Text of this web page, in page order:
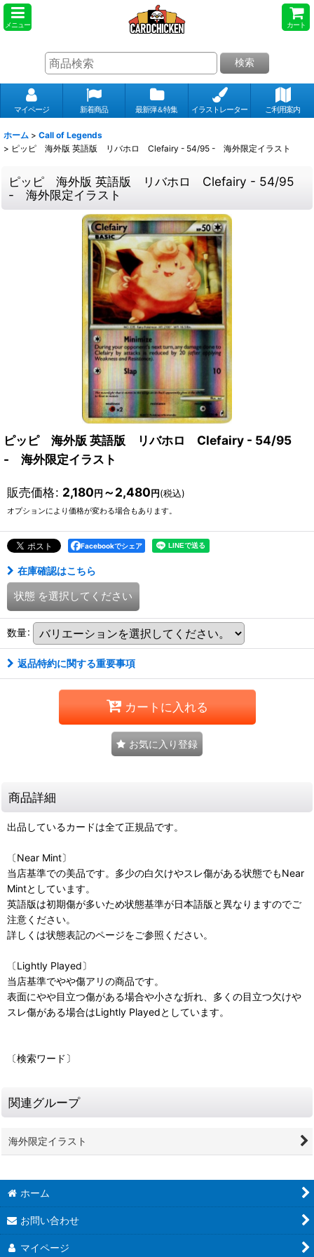
メニュー カート
検索
マイページ 新着商品 最新弾＆特集 イラストレーター ご利用案内
ホーム > Call of Legends
> ピッピ 海外版 英語版 リバホロ Clefairy - 54/95 - 海外限定イラスト
ピッピ 海外版 英語版 リバホロ Clefairy - 54/95
- 海外限定イラスト
ピッピ 海外版 英語版 リバホロ Clefairy - 54/95
- 海外限定イラスト
販売価格: 2,180円 ～2,480円(税込)
オプションにより価格が変わる場合もあります。
Facebookでシェア
在庫確認はこちら
状態 を選択してください
数量:
返品特約に関する重要事項
カートに入れる
お気に入り登録
商品詳細
出品しているカードは全て正規品です。
〔Near Mint〕
当店基準での美品です。多少の白欠けやスレ傷がある状態でもNear
Mintとしています。
英語版は初期傷が多いため状態基準が日本語版と異なりますのでご
注意ください。
詳しくは状態表記のページをご参照ください。
〔Lightly Played〕
当店基準でやや傷アリの商品です。
表面にやや目立つ傷がある場合や小さな折れ、多くの目立つ欠けや
スレ傷がある場合はLightly Playedとしています。
〔検索ワード〕
関連グループ
海外限定イラスト
ホーム
お問い合わせ
マイページ